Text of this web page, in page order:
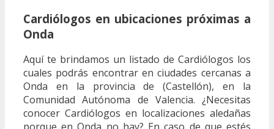
Cardiólogos en ubicaciones próximas a
Onda
Aquí te brindamos un listado de Cardiólogos los
cuales podrás encontrar en ciudades cercanas a
Onda en la provincia de (Castellón), en la
Comunidad Autónoma de Valencia. ¿Necesitas
conocer Cardiólogos en localizaciones aledañas